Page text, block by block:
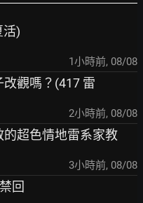
活)
1小時前, 08/08
觀嗎？(417 雷
2小時前, 08/08
的超色情地雷系家教
3小時前, 08/08
回